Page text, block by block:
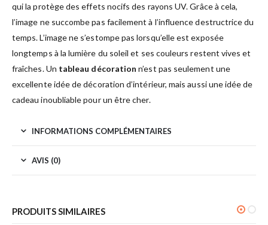
qui la protège des effets nocifs des rayons UV. Grâce à cela,
l’image ne succombe pas facilement à l’influence destructrice du
temps. L’image ne s’estompe pas lorsqu’elle est exposée
longtemps à la lumière du soleil et ses couleurs restent vives et
fraîches. Un tableau décoration n’est pas seulement une
excellente idée de décoration d’intérieur, mais aussi une idée de
cadeau inoubliable pour un être cher.
INFORMATIONS COMPLÉMENTAIRES
AVIS (0)
PRODUITS SIMILAIRES